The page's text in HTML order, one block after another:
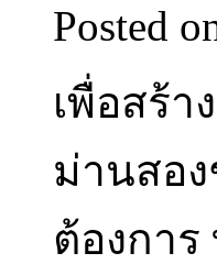
Posted
เพื่อสร้
ม่านสอ
ต้องกา